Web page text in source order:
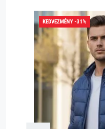
KEDVEZMÉNY -31%